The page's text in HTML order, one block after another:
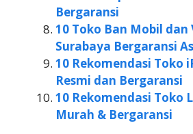
Bergaransi
10 Toko Ban Mobil dan
Surabaya Bergaransi
10 Rekomendasi Toko
Resmi dan Bergaransi
10 Rekomendasi Toko
Murah & Bergaransi